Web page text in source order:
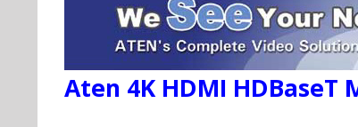
Aten 4K HDMI HDBaseT